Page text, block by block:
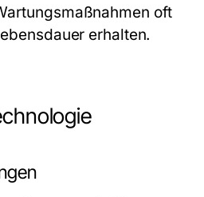
oft
erhalten.